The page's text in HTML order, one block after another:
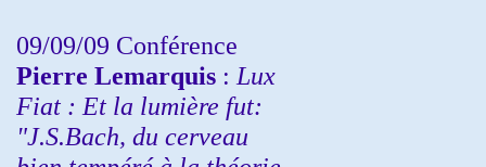
09/09/09 Conférence
Pierre Lemarquis : Lux
Fiat : Et la lumière fut:
"J.S.Bach, du cerveau